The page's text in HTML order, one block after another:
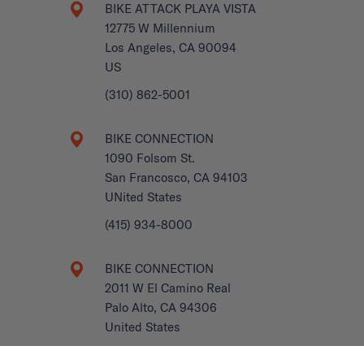
BIKE ATTACK PLAYA VISTA
12775 W Millennium
Los Angeles, CA 90094
US
(310) 862-5001
BIKE CONNECTION
1090 Folsom St.
San Francosco, CA 94103
UNited States
(415) 934-8000
BIKE CONNECTION
2011 W El Camino Real
Palo Alto, CA 94306
United States